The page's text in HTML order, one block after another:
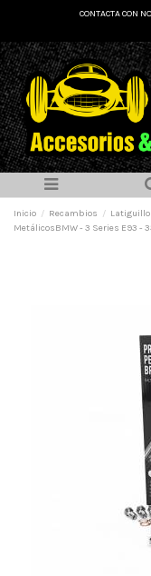
CONTACTA CON
Inicio Recambios
MetálicosBMW - 3 Series E93 -